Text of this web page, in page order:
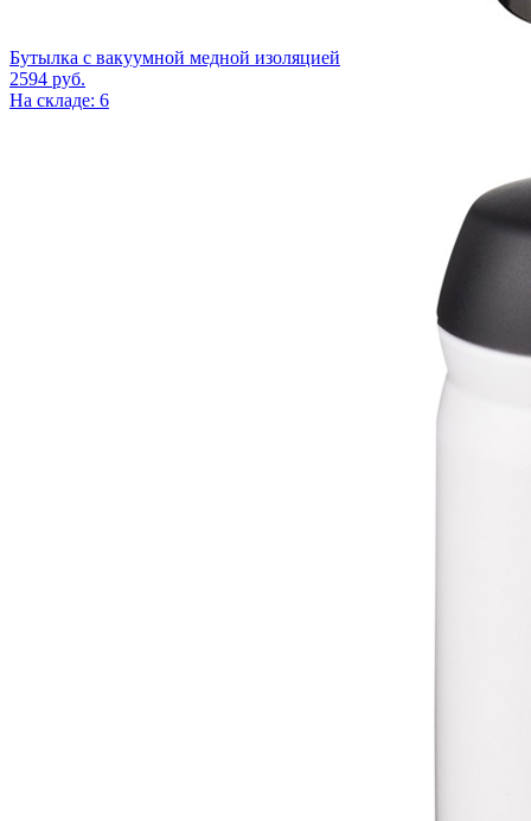
Бутылка с вакуумной медной изоляцией
2594 руб.
На складе: 6